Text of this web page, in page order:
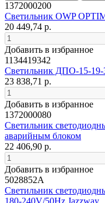
1372000200
Светильник OWP
20 449,74 р.
Добавить в избранное
1134419342
Светильник ДПО-15-19-
23 838,71 р.
Добавить в избранное
1372000080
Светильник
аварийным блоком
22 406,90 р.
Добавить в избранное
5028852A
Светильник